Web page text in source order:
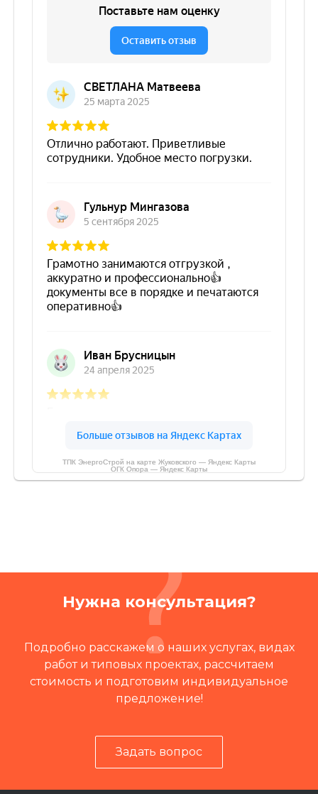
ТПК ЭнергоСтрой на карте Жуковского — Яндекс Карты
ОГК Опора — Яндекс Карты
Нужна консультация?
Подробно расскажем о наших услугах, видах
работ и типовых проектах, рассчитаем
стоимость и подготовим индивидуальное
предложение!
Задать вопрос